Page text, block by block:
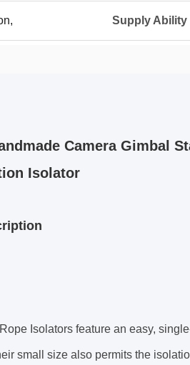
Supply Ability
Camera Gimbal
Isolator
Isolators feature an easy,
small size also permits the